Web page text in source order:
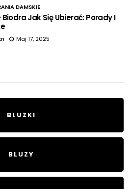
DAMSKIE
Biodra Jak Się Ubierać: Porady I
Maj 17, 2025
BLUZKI
BLUZY